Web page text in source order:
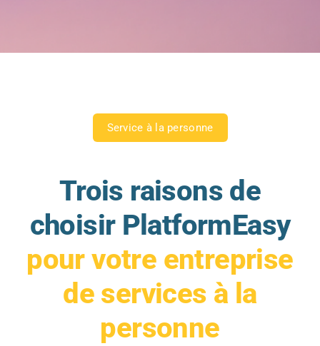
Service à la personne
Trois raisons de
choisir PlatformEasy
pour votre entreprise
de services à la
personne